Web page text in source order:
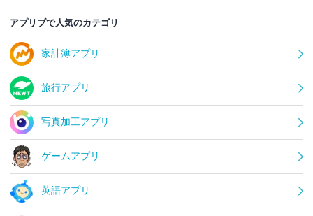
アプリブで人気のカテゴリ
家計簿アプリ
旅行アプリ
写真加工アプリ
ゲームアプリ
英語アプリ